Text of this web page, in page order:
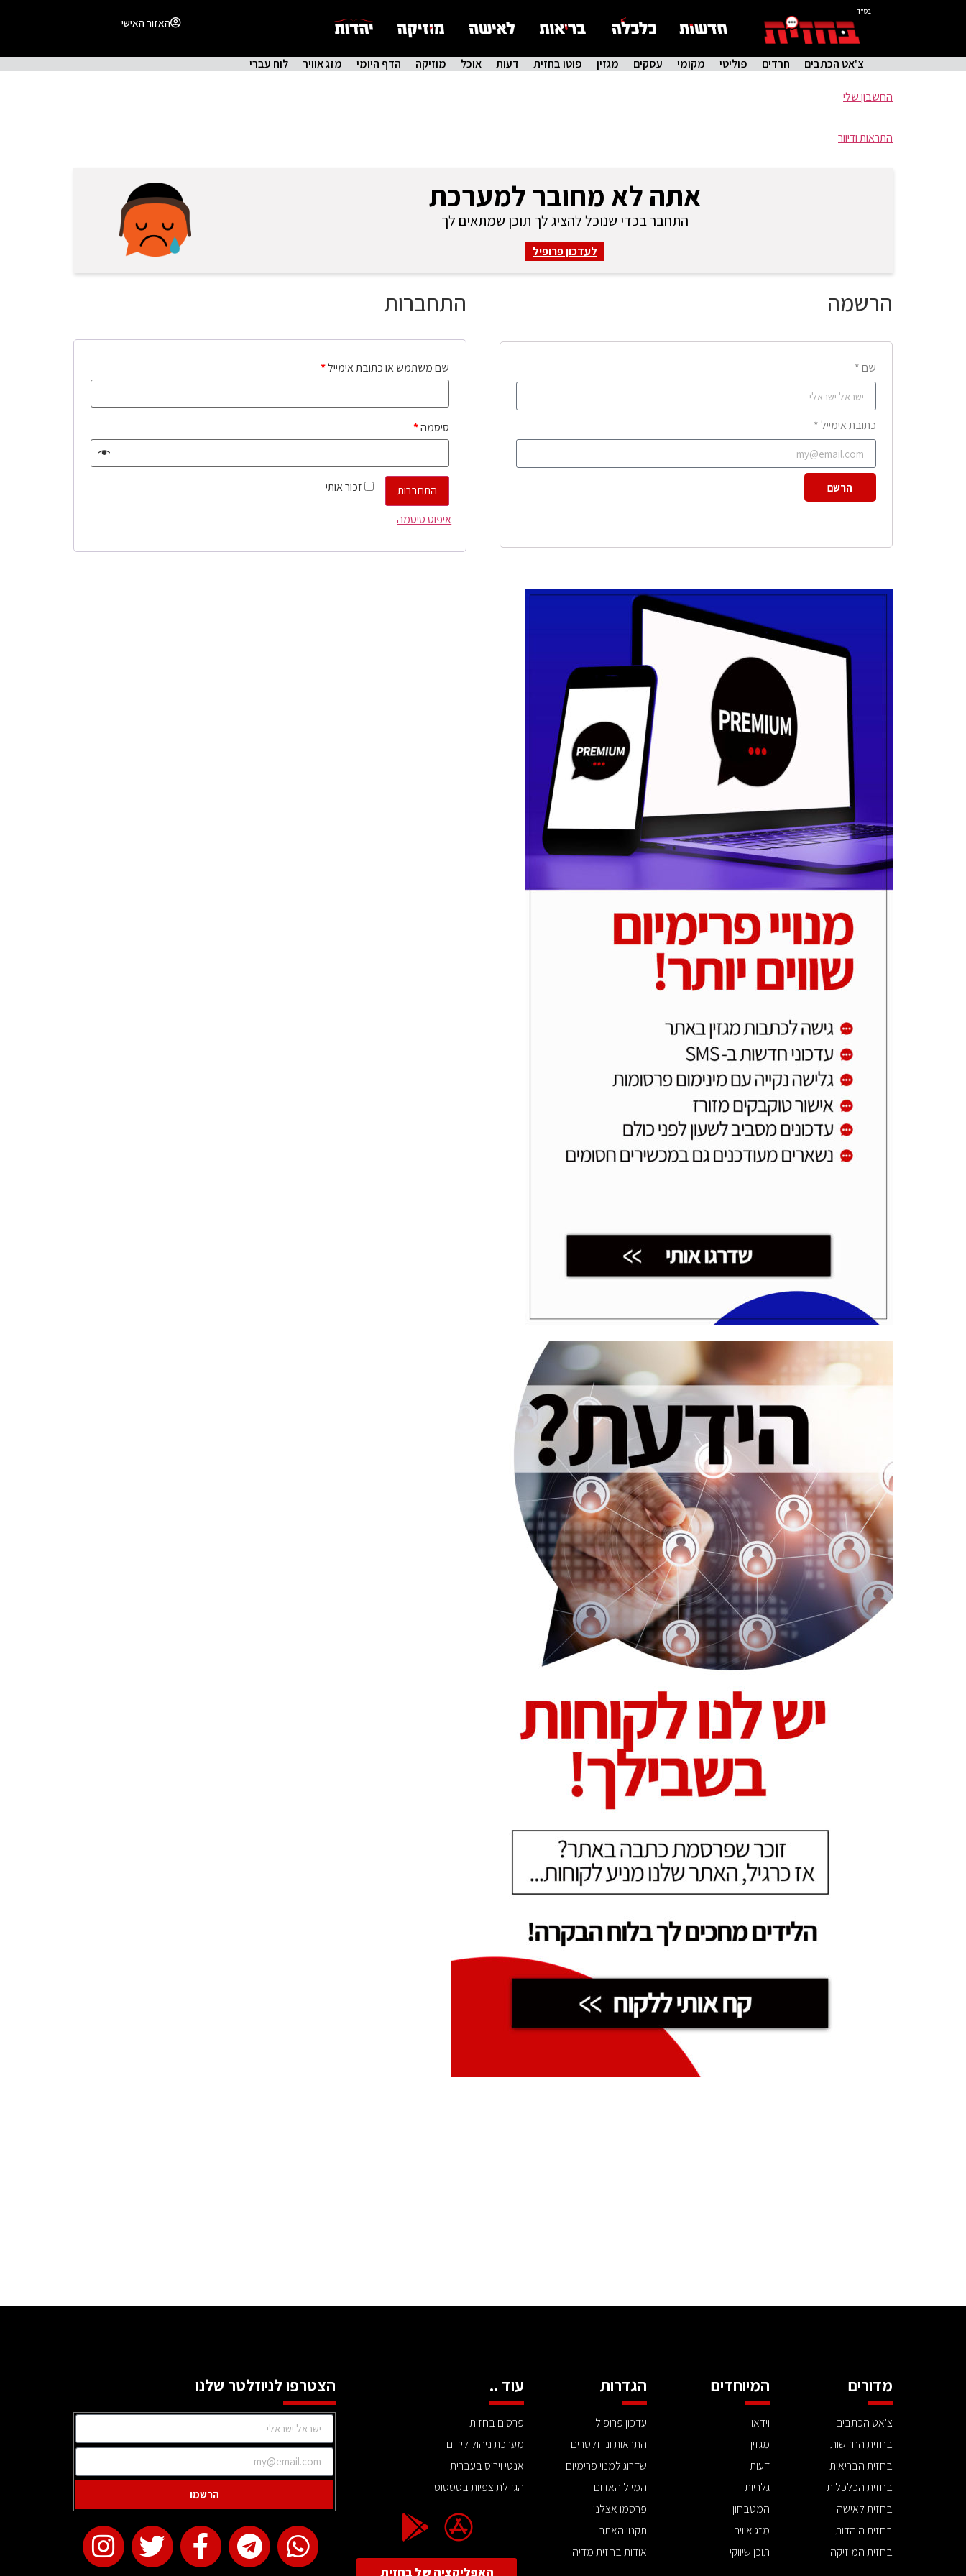
בס"ד
האזור האישי
צ'אט הכתבים חרדים פוליטי מקומי עסקים מגזין פוטו בחזית דעות אוכל מוזיקה הדף היומי מזג אוויר לוח עברי
החשבון שלי
התראות ודיוור
אתה לא מחובר למערכת
התחבר בכדי שנוכל להציג לך תוכן שמתאים לך
לעדכון פרופיל
התחברות
שם משתמש או כתובת אימייל*
סיסמה*
זכור אותי
התחברות
איפוס סיסמה
הרשמה
שם *
כתובת אימייל *
הרשם
מדורים
צ'אט הכתבים
בחזית החדשות
בחזית הבריאות
בחזית הכלכלית
בחזית לאישה
בחזית היהדות
בחזית המוזיקה
המיוחדים
וידאו
מגזין
דעות
גלריות
המטבחון
מזג אוויר
תוכן שיווקי
הגדרות
עדכון פרופיל
התראות וניוזלטרים
שדרוג למנוי פרימיום
המייל האדום
פרסמו אצלנו
תקנון האתר
אודות בחזית מדיה
עוד ..
פרסום בחזית
מערכת ניהול לידים
אנטי וירוס בעברית
הגדלת צפיות בסטטוס
האפליקציה של בחזית
הצטרפו לניוזלטר שלנו
הרשמו